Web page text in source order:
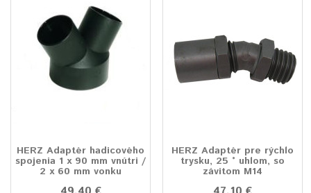
HERZ Adaptér hadicového
spojenia 1 x 90 mm vnútri /
2 x 60 mm vonku
HERZ Adaptér pre rýchlo
trysku, 25 ° uhlom, so
závitom M14